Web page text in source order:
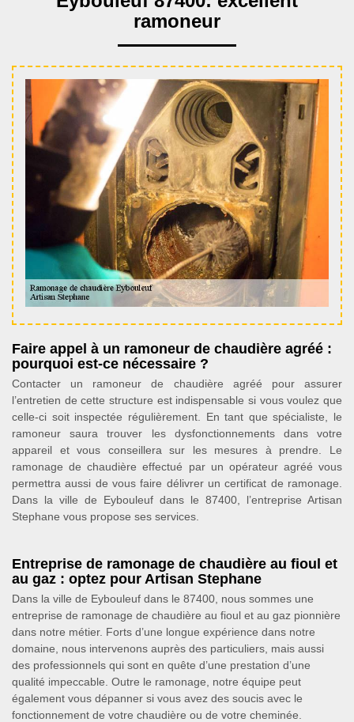
ramoneur
Faire appel à un ramoneur de chaudière agréé :
pourquoi est-ce nécessaire ?
Contacter un ramoneur de chaudière agréé pour assurer
l’entretien de cette structure est indispensable si vous voulez que
celle-ci soit inspectée régulièrement. En tant que spécialiste, le
ramoneur saura trouver les dysfonctionnements dans votre
appareil et vous conseillera sur les mesures à prendre. Le
ramonage de chaudière effectué par un opérateur agréé vous
permettra aussi de vous faire délivrer un certificat de ramonage.
Dans la ville de Eybouleuf dans le 87400, l’entreprise Artisan
Stephane vous propose ses services.
Entreprise de ramonage de chaudière au fioul et
au gaz : optez pour Artisan Stephane
Dans la ville de Eybouleuf dans le 87400, nous sommes une
entreprise de ramonage de chaudière au fioul et au gaz pionnière
dans notre métier. Forts d’une longue expérience dans notre
domaine, nous intervenons auprès des particuliers, mais aussi
des professionnels qui sont en quête d’une prestation d’une
qualité impeccable. Outre le ramonage, notre équipe peut
également vous dépanner si vous avez des soucis avec le
fonctionnement de votre chaudière ou de votre cheminée.